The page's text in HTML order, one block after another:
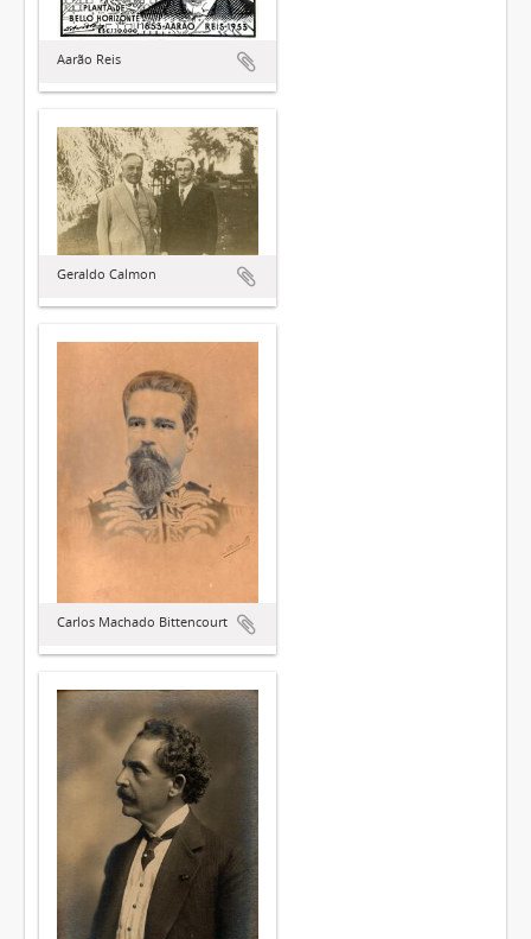
Aarão Reis
Geraldo Calmon
Carlos Machado Bittencourt